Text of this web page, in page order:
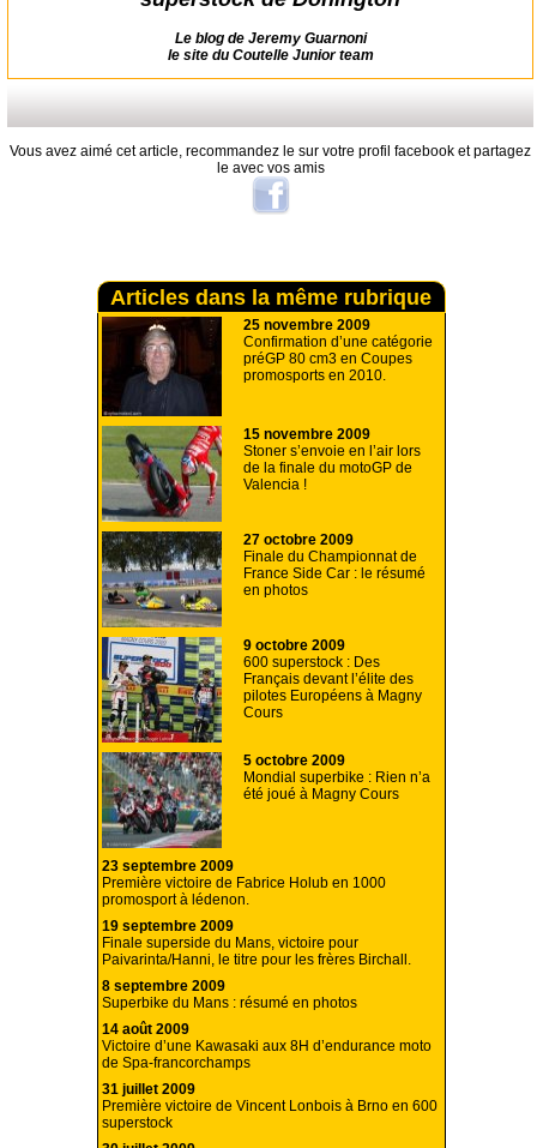
Le blog de Jeremy Guarnoni
le site du Coutelle Junior team
Vous avez aimé cet article, recommandez le sur votre profil facebook et partagez
le avec vos amis
Articles dans la même rubrique
25 novembre 2009
Confirmation d’une catégorie
préGP 80 cm3 en Coupes
promosports en 2010.
15 novembre 2009
Stoner s’envoie en l’air lors
de la finale du motoGP de
Valencia !
27 octobre 2009
Finale du Championnat de
France Side Car : le résumé
en photos
9 octobre 2009
600 superstock : Des
Français devant l’élite des
pilotes Européens à Magny
Cours
5 octobre 2009
Mondial superbike : Rien n’a
été joué à Magny Cours
23 septembre 2009
Première victoire de Fabrice Holub en 1000
promosport à lédenon.
19 septembre 2009
Finale superside du Mans, victoire pour
Paivarinta/Hanni, le titre pour les frères Birchall.
8 septembre 2009
Superbike du Mans : résumé en photos
14 août 2009
Victoire d’une Kawasaki aux 8H d’endurance moto
de Spa-francorchamps
31 juillet 2009
Première victoire de Vincent Lonbois à Brno en 600
superstock